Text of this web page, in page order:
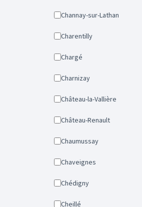
Channay-sur-Lathan
Charentilly
Chargé
Charnizay
Château-la-Vallière
Château-Renault
Chaumussay
Chaveignes
Chédigny
Cheillé